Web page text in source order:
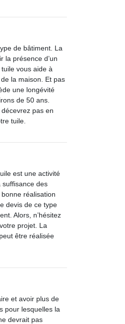
de bâtiment. La
la présence d’un
vous aide à
la maison. Et pas
une longévité
de 50 ans.
pas en
tuile.
est une activité
suffisance des
réalisation
devis de ce type
Alors, n’hésitez
projet. La
être réalisée
et avoir plus de
pour lesquelles la
devrait pas